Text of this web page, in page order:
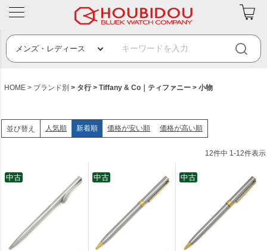
HOME ブランド別 タ行 Tiffany & Co｜ティファニー 小物
並び替え 人気順 新着順 価格が安い順 価格が高い順
12件中 1-12件表示
中古 中古 中古